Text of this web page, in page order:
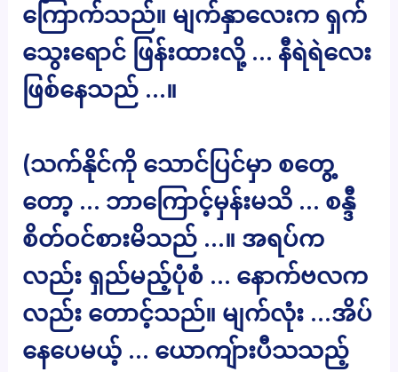
ကြောက်သည်။ မျက်နှာလေးက ရှက်
သွေးရောင် ဖြန်းထားလို့ … နီရဲရဲလေး
ဖြစ်နေသည် …။
(သက်နိုင်ကို သောင်ပြင်မှာ စတွေ့
တော့ … ဘာကြောင့်မှန်းမသိ … စန္ဒီ
စိတ်ဝင်စားမိသည် …။ အရပ်က
လည်း ရှည်မည့်ပုံစံ … နောက်ဗလက
လည်း တောင့်သည်။ မျက်လုံး …အိပ်
နေပေမယ့် … ယောကျ်ားပီသသည့်